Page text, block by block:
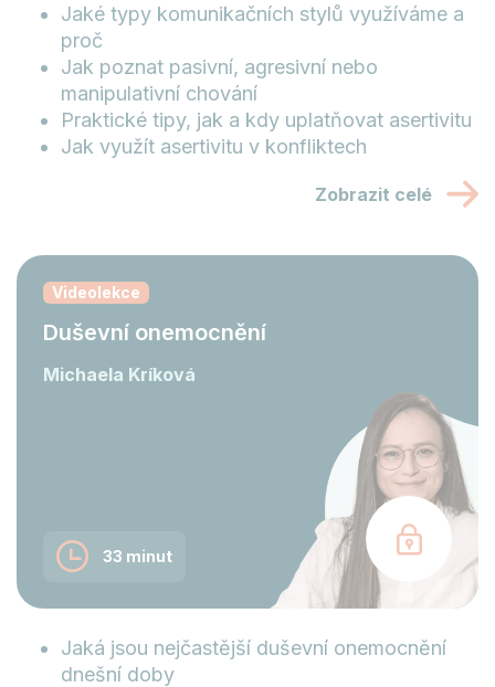
Jaké typy komunikačních stylů využíváme a
proč
Jak poznat pasivní, agresivní nebo
manipulativní chování
Praktické tipy, jak a kdy uplatňovat asertivitu
Jak využít asertivitu v konfliktech
Zobrazit celé
Videolekce
Duševní onemocnění
Michaela Kríková
33 minut
Jaká jsou nejčastější duševní onemocnění
dnešní doby